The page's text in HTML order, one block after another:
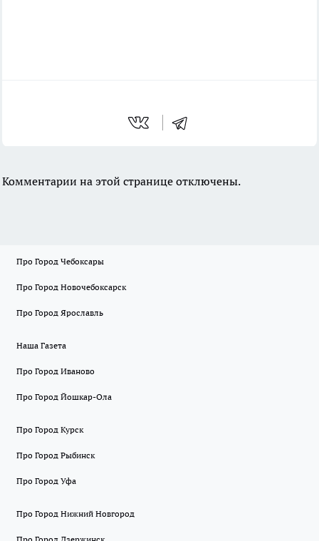
Комментарии на этой странице отключены.
Про Город Чебоксары
Про Город Новочебоксарск
Про Город Ярославль
Наша Газета
Про Город Иваново
Про Город Йошкар-Ола
Про Город Курск
Про Город Рыбинск
Про Город Уфа
Про Город Нижний Новгород